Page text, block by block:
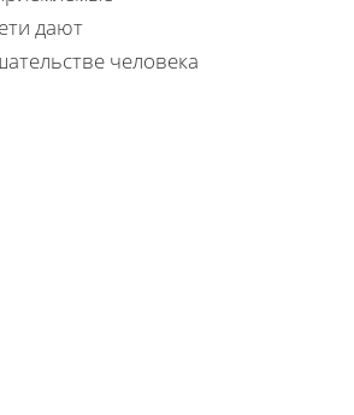
дают
человека